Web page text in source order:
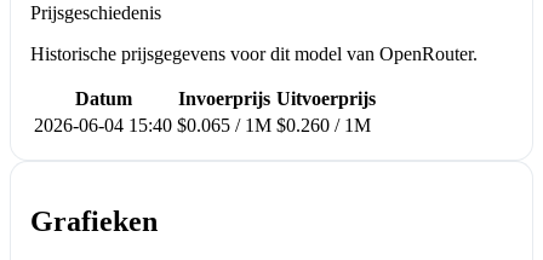
Prijsgeschiedenis
Historische prijsgegevens voor dit model van OpenRouter.
Datum Invoerprijs Uitvoerprijs
2026-06-04 15:40 $0.065 / 1M $0.260 / 1M
Grafieken